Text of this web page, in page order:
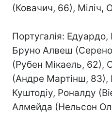
(Ковачич, 66), Міліч,
Португалія: Едуардо,
Бруно Алвеш
(Рубен Мікаель, 62),
(Андре Мартінш, 83),
Куштодіу, Роналду
Алмейда (Нельсон